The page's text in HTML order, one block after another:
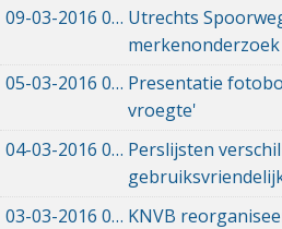
09-03-2016 09-03-2016 18:43
Utrechts
merkenonderzoek
05-03-2016 05-03-2016 12:00
Presentatie
vroegte'
04-03-2016 04-03-2016 12:00
Perslijsten
03-03-2016 03-03-2016 12:00
KNVB